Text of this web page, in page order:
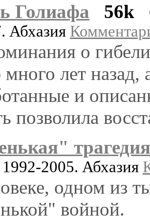
Голиафа
56k
Абхазия
о
лет назад,
и
позволила
2005. Абхазия
одном из
войной.